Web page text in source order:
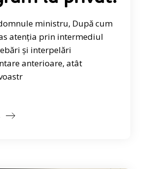
ministru, După cum
atenția prin intermediul
și interpelări
anterioare, atât